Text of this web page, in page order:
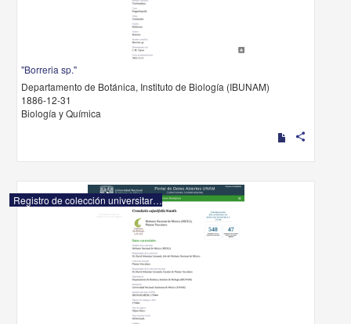
"Borreria sp."
Departamento de Botánica, Instituto de Biología (IBUNAM)
1886-12-31
Biología y Química
share
Registro de colección universitaria